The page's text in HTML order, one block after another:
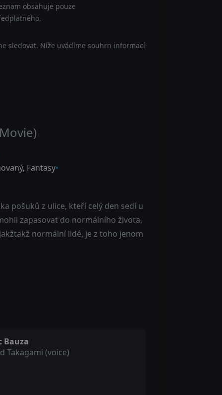
obsahuje pouze
sledovat. Níže uvádíme souhrn informací
, Fantasy
pošuků z ulice, kteří celý den sedí u
zapasovat do normálního života,
normální lidé, je z toho jenom
Bauza
Takagami (voice)